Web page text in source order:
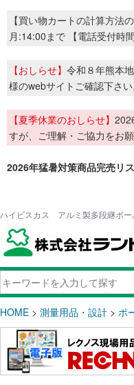
【買い物カートの計算方法
月:14:00まで 【電話受付時
【おしらせ】 令和８年熊本
様のwebサイトご確認下さい
【夏季休業のおしらせ】
すが、ご理解・ご協力をお願
2026年猛暑対策商品完売リ
ハイビスカス アルミ製多段継ポー
HOME > 測量用品・設計 > ポ